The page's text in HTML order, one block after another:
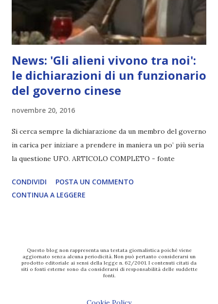
News: 'Gli alieni vivono tra noi':
le dichiarazioni di un funzionario
del governo cinese
novembre 20, 2016
Si cerca sempre la dichiarazione da un membro del governo
in carica per iniziare a prendere in maniera un po’ più seria
la questione UFO. ARTICOLO COMPLETO - fonte
CONDIVIDI
POSTA UN COMMENTO
CONTINUA A LEGGERE
Questo blog non rappresenta una testata giornalistica poiché viene
aggiornato senza alcuna periodicità. Non può pertanto considerarsi un
prodotto editoriale ai sensi della legge n. 62/2001. I contenuti citati da
siti o fonti esterne sono da considerarsi di responsabilità delle suddette
fonti.